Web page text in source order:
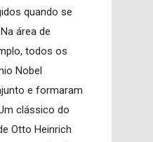
quando se
área de
todos os
Nobel
e formaram
clássico do
Otto Heinrich